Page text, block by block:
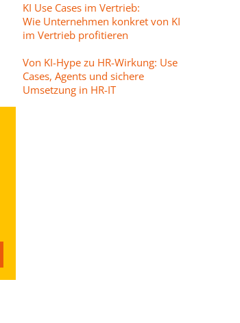
KI Use Cases im Vertrieb:
Wie Unternehmen konkret von KI
im Vertrieb profitieren
Von KI-Hype zu HR-Wirkung: Use
Cases, Agents und sichere
Umsetzung in HR-IT